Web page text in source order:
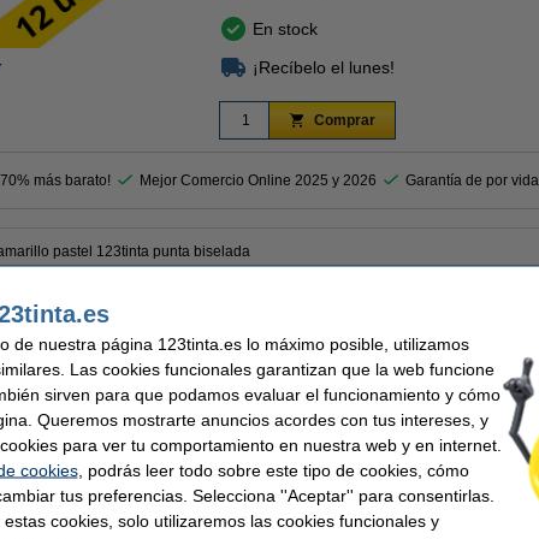
En stock
¡Recíbelo el lunes!
Comprar
más barato! Mejor Comercio Online 2025 y 2026 Garantía de por
pastel 123tinta punta biselada
tiene una punta biselada y crea líneas claras con un trazo suave. El color
contiene tinta a base de agua de secado rápido, adecuada tanto para
Ancho escritura mín:
biselada Recargable:
pastel
de nuestra página 123tinta.es lo máximo posible, utilizamos
Las cookies funcionales garantizan que la web funcione
sirven para que podamos evaluar el funcionamiento y cómo
Queremos mostrarte anuncios acordes con tus intereses, y
para ver tu comportamiento en nuestra web y en internet.
cookies, podrás leer todo sobre este tipo de cookies, cómo
tus preferencias. Selecciona ''Aceptar'' para consentirlas.
cookies, solo utilizaremos las cookies funcionales y